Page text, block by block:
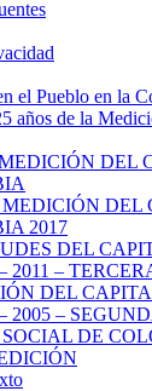
el Pueblo en la
años de la
DEL
DEL
2017
DEL
2011 –
DEL
2005 –
DE